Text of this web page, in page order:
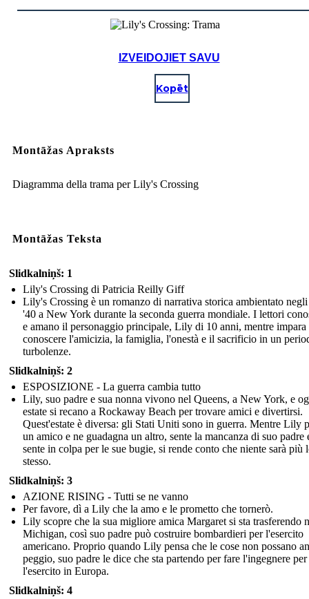
IZVEIDOJIET SAVU
Kopēt
Montāžas Apraksts
Diagramma della trama per Lily's Crossing
Montāžas Teksta
Slidkalniņš: 1
Lily's Crossing di Patricia Reilly Giff
Lily's Crossing è un romanzo di narrativa storica ambientato
'40 a New York durante la seconda guerra mondiale. I lettori
e amano il personaggio principale, Lily di 10 anni, mentre impara
conoscere l'amicizia, la famiglia, l'onestà e il sacrificio in un
turbolenze.
Slidkalniņš: 2
ESPOSIZIONE - La guerra cambia tutto
Lily, suo padre e sua nonna vivono nel Queens, a New York, e
estate si recano a Rockaway Beach per trovare amici e divertirsi.
Quest'estate è diversa: gli Stati Uniti sono in guerra. Mentre Lily
un amico e ne guadagna un altro, sente la mancanza di suo padre
sente in colpa per le sue bugie, si rende conto che niente sarà più
stesso.
Slidkalniņš: 3
AZIONE RISING - Tutti se ne vanno
Per favore, dì a Lily che la amo e le prometto che tornerò.
Lily scopre che la sua migliore amica Margaret si sta trasferendo
Michigan, così suo padre può costruire bombardieri per l'esercito
americano. Proprio quando Lily pensa che le cose non possano
peggio, suo padre le dice che sta partendo per fare l'ingegnere per
l'esercito in Europa.
Slidkalniņš: 4